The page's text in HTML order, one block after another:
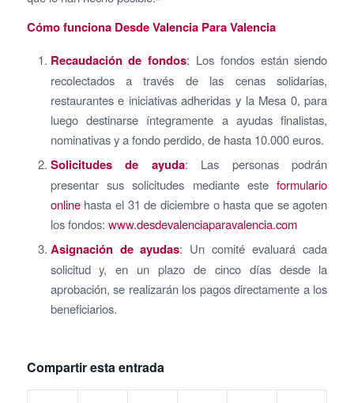
Cómo funciona Desde Valencia Para Valencia
Recaudación de fondos: Los fondos están siendo
recolectados a través de las cenas solidarias,
restaurantes e iniciativas adheridas y la Mesa 0, para
luego destinarse íntegramente a ayudas finalistas,
nominativas y a fondo perdido, de hasta 10.000 euros.
Solicitudes de ayuda: Las personas podrán
presentar sus solicitudes mediante esteformulario
onlinehasta el 31 de diciembre o hasta que se agoten
los fondos: www.desdevalenciaparavalencia.com
Asignación de ayudas: Un comité evaluará cada
solicitud y, en un plazo de cinco días desde la
aprobación, se realizarán los pagos directamente a los
beneficiarios.
Compartir esta entrada